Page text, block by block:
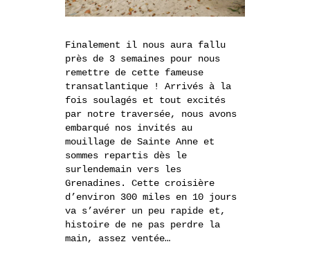
Finalement il nous aura fallu
près de 3 semaines pour nous
remettre de cette fameuse
transatlantique ! Arrivés à la
fois soulagés et tout excités
par notre traversée, nous avons
embarqué nos invités au
mouillage de Sainte Anne et
sommes repartis dès le
surlendemain vers les
Grenadines. Cette croisière
d’environ 300 miles en 10 jours
va s’avérer un peu rapide et,
histoire de ne pas perdre la
main, assez ventée…